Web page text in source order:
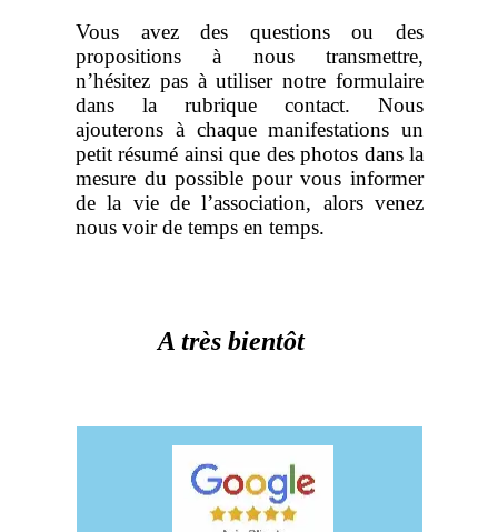
Vous avez des questions ou des
propositions à nous transmettre,
n’hésitez pas à utiliser notre formulaire
dans la rubrique contact. Nous
ajouterons à chaque manifestations un
petit résumé ainsi que des photos dans la
mesure du possible pour vous informer
de la vie de l’association, alors venez
nous voir de temps en temps.
A très bientôt